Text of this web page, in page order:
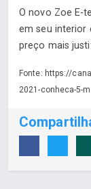
O novo Zoe E-
em seu interior
preço mais
Fonte: https://
2021-conheca-5-